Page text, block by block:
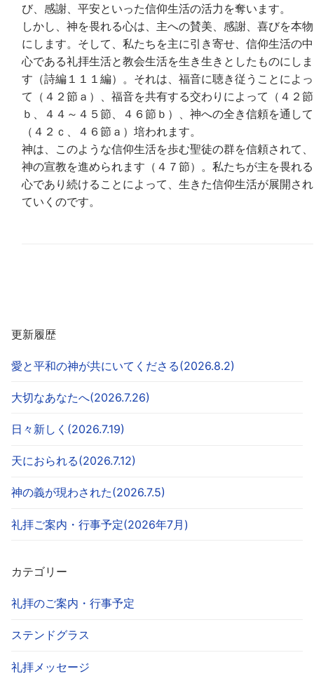
び、感謝、平安といった信仰生活の活力を奪います。
しかし、神を畏れる心は、主への賛美、感謝、喜びを本物
にします。そして、私たちを主に引き寄せ、信仰生活の中
心である礼拝生活と教会生活を生き生きとしたものにしま
す（詩編１１１編）。それは、福音に聴き従うことによっ
て（４２節ａ）、福音を共有する交わりによって（４２節
ｂ、４４～４５節、４６節ｂ）、神への全き信頼を通して
（４２ｃ、４６節ａ）培われます。
神は、このような信仰生活を歩む聖徒の群を信頼されて、
神の宣教を進められます（４７節）。私たちが主を畏れる
心であり続けることによって、生きた信仰生活が展開され
ていくのです。
更新履歴
愛と平和の神が共にいてくださる(2026.8.2)
大切なあなたへ(2026.7.26)
日々新しく(2026.7.19)
天におられる(2026.7.12)
神の義が現わされた(2026.7.5)
礼拝ご案内・行事予定(2026年7月)
カテゴリー
礼拝のご案内・行事予定
ステンドグラス
礼拝メッセージ